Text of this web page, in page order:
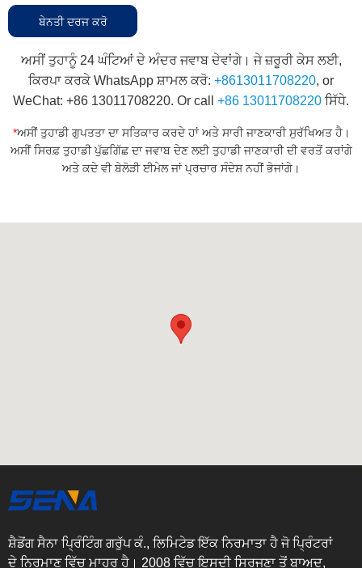
ਅਸੀਂ ਤੁਹਾਨੂੰ 24 ਘੰਟਿਆਂ ਦੇ ਅੰਦਰ ਜਵਾਬ ਦੇਵਾਂਗੇ। ਜੇ ਜ਼ਰੂਰੀ ਕੇਸ ਲਈ,
ਕਿਰਪਾ ਕਰਕੇ WhatsApp ਸ਼ਾਮਲ ਕਰੋ: +8613011708220, or
WeChat: +86 13011708220. Or call +86 13011708220 ਸਿੱਧੇ.
*ਅਸੀਂ ਤੁਹਾਡੀ ਗੁਪਤਤਾ ਦਾ ਸਤਿਕਾਰ ਕਰਦੇ ਹਾਂ ਅਤੇ ਸਾਰੀ ਜਾਣਕਾਰੀ ਸੁਰੱਖਿਅਤ ਹੈ।
ਅਸੀਂ ਸਿਰਫ਼ ਤੁਹਾਡੀ ਪੁੱਛਗਿੱਛ ਦਾ ਜਵਾਬ ਦੇਣ ਲਈ ਤੁਹਾਡੀ ਜਾਣਕਾਰੀ ਦੀ ਵਰਤੋਂ ਕਰਾਂਗੇ
ਅਤੇ ਕਦੇ ਵੀ ਬੇਲੋੜੀ ਈਮੇਲ ਜਾਂ ਪ੍ਰਚਾਰ ਸੰਦੇਸ਼ ਨਹੀਂ ਭੇਜਾਂਗੇ।
ਸ਼ੈਡੋਂਗ ਸੈਨਾ ਪ੍ਰਿੰਟਿੰਗ ਗਰੁੱਪ ਕੰ., ਲਿਮਿਟੇਡ ਇੱਕ ਨਿਰਮਾਤਾ ਹੈ ਜੋ ਪ੍ਰਿੰਟਰਾਂ
ਦੇ ਨਿਰਮਾਣ ਵਿੱਚ ਮਾਹਰ ਹੈ। 2008 ਵਿੱਚ ਇਸਦੀ ਸਿਰਜਣਾ ਤੋਂ ਬਾਅਦ,